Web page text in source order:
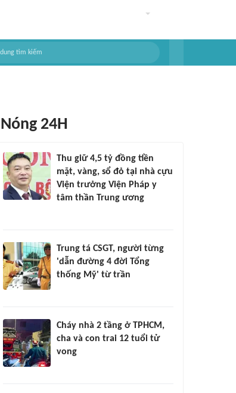
Nóng 24H
Thu giữ 4,5 tỷ đồng tiền
mặt, vàng, sổ đỏ tại nhà cựu
Viện trưởng Viện Pháp y
tâm thần Trung ương
Trung tá CSGT, người từng
'dẫn đường 4 đời Tổng
thống Mỹ' từ trần
Cháy nhà 2 tầng ở TPHCM,
cha và con trai 12 tuổi tử
vong